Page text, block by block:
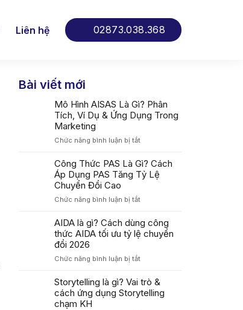
Liên hệ 02873.038.368
Bài viết mới
Mô Hình AISAS Là Gì? Phân
Tích, Ví Dụ & Ứng Dụng Trong
Marketing
Chức năng bình luận bị tắtở
Hình
AISAS
Là
Phân
Ví
Dụ
Dụng
Marketing
Công Thức PAS Là Gì? Cách
Áp Dụng PAS Tăng Tỷ Lệ
Chuyển Đổi Cao
Chức năng bình luận bị tắtở
Thức
PAS
Cách
Dụng
PAS
AIDA là gì? Cách dùng công
thức AIDA tối ưu tỷ lệ chuyển
đổi 2026
Chức năng bình luận bị tắtở
là
gì?
Storytelling là gì? Vai trò &
cách ứng dụng Storytelling
chạm KH